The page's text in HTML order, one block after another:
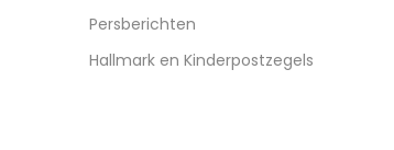
Persberichten
Hallmark en Kinderpostzegels